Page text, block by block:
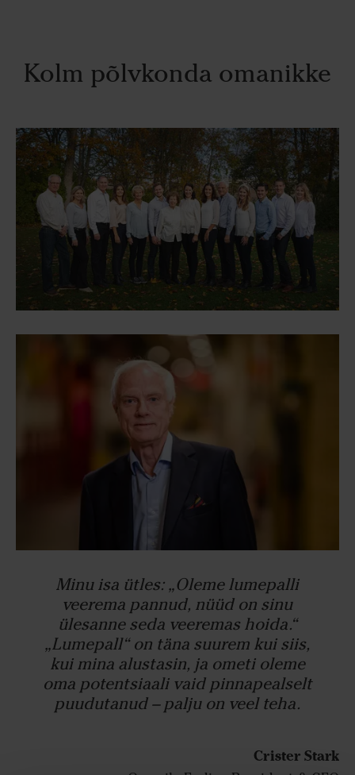
Kolm põlvkonda omanikke
Minu isa ütles: „Oleme lumepalli
veerema pannud, nüüd on sinu
ülesanne seda veeremas hoida.“
„Lumepall“ on täna suurem kui siis,
kui mina alustasin, ja ometi oleme
oma potentsiaali vaid pinnapealselt
puudutanud – palju on veel teha.
Crister Stark